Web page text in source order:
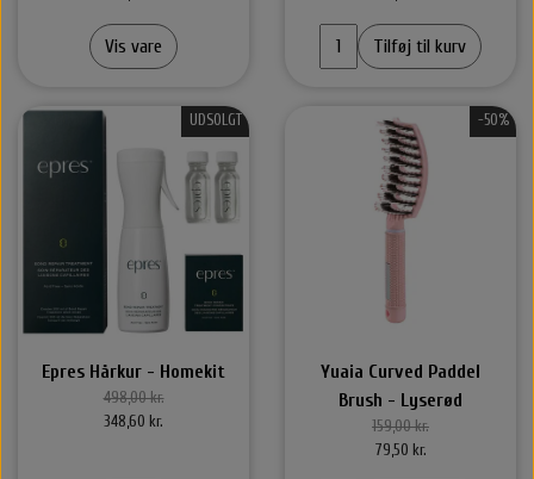
Vis vare Tilføj til kurv
UDSOLGT
Epres Hårkur - Homekit
498,00 kr.
348,60 kr.
-50%
Yuaia Curved Paddel
Brush - Lyserød
159,00 kr.
79,50 kr.